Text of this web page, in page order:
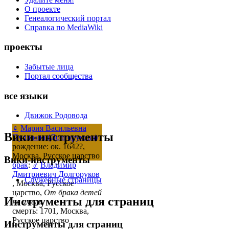
♀ Мария Васильевна
Пушкина (Долгорукова)
рождение: ок. 1642?,
Москва, Русское царство
брак:♂ Владимир
Дмитриевич Долгоруков
, Москва, Русское
царство, От брака детей
не имели
смерть: 1701, Москва,
Русское царство
О проекте
Генеалогический портал
Справка по MediaWiki
проекты
Забытые лица
Портал сообщества
все языки
Движок Родовода
Вики-инструменты
Вики-инструменты
Служебные страницы
Инструменты для страниц
Инструменты для страниц